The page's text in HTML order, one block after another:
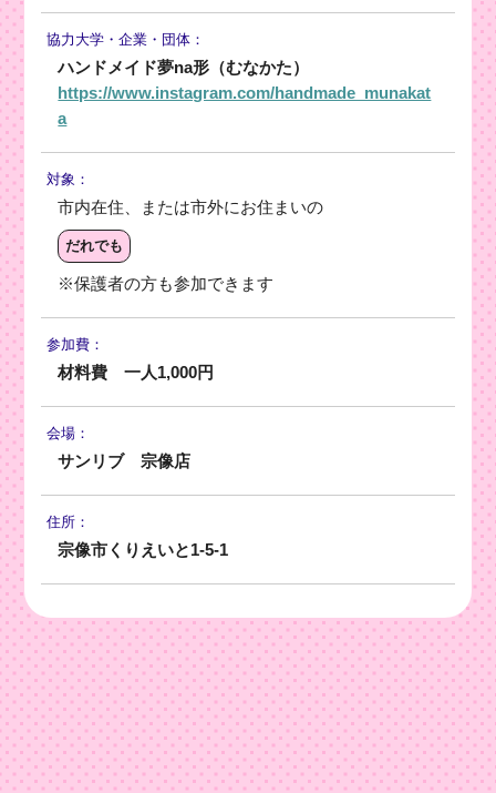
協力大学・企業・団体：
ハンドメイド夢na形（むなかた）
https://www.instagram.com/handmade_munakat
a
対象：
市内在住、または市外にお住まいの
だれでも
※保護者の方も参加できます
参加費：
材料費 一人1,000円
会場：
サンリブ 宗像店
住所：
宗像市くりえいと1-5-1